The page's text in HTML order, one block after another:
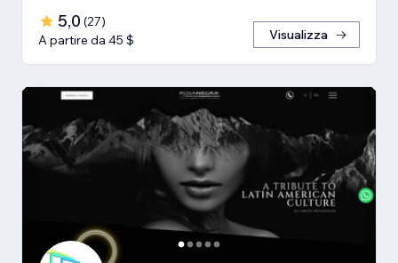
5,0 (27)
A partire da 45 $
Visualizza